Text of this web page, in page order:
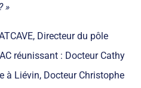
»
Directeur du pôle
réunissant : Docteur Cathy
à Liévin, Docteur Christophe